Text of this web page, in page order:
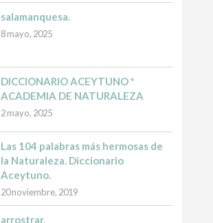
salamanquesa.
8 mayo, 2025
DICCIONARIO ACEYTUNO *
ACADEMIA DE NATURALEZA
2 mayo, 2025
Las 104 palabras más hermosas de
la Naturaleza. Diccionario
Aceytuno.
20 noviembre, 2019
arrostrar.